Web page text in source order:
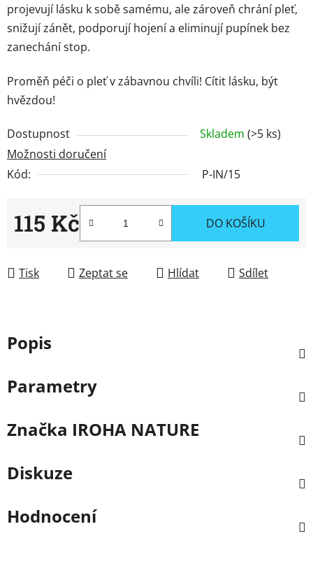
projevují lásku k sobě samému, ale zároveň chrání pleť,
snižují zánět, podporují hojení a eliminují pupínek bez
zanechání stop.
Proměň péči o pleť v zábavnou chvíli! Cítit lásku, být
hvězdou!
Dostupnost Skladem (>5 ks)
Možnosti doručení
Kód:
P-IN/15
115 Kč DO KOŠÍKU
Tisk Zeptat se Hlídat Sdílet
Popis
Parametry
Značka IROHA NATURE
Diskuze
Hodnocení